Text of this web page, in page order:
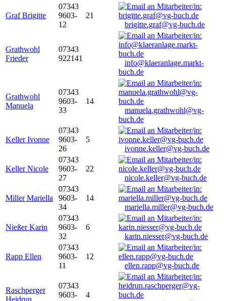
Graf Brigitte
07343
9603-
12
21
brigitte.graf@vg-buch.de
Grathwohl
Frieder
07343
922141
info@klaeranlage.markt-
buch.de
Grathwohl
Manuela
07343
9603-
33
14
manuela.grathwohl@vg-
buch.de
Keller Ivonne
07343
9603-
26
5
ivonne.keller@vg-buch.de
Keller Nicole
07343
9603-
27
22
nicole.keller@vg-buch.de
Miller Mariella
07343
9603-
34
14
mariella.miller@vg-buch.de
Nießer Karin
07343
9603-
32
6
karin.niesser@vg-buch.de
Rapp Ellen
07343
9603-
11
12
ellen.rapp@vg-buch.de
Raschperger
Heidrun
07343
9603-
4